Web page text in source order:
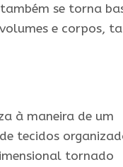
se torna
e corpos,
à maneira de um
tecidos
tornado